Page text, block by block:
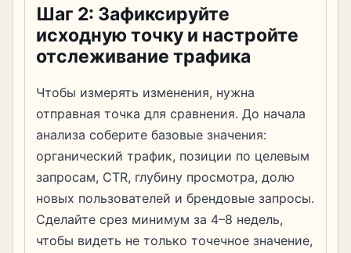
Шаг 2: Зафиксируйте
исходную точку и настройте
отслеживание трафика
Чтобы измерять изменения, нужна
отправная точка для сравнения. До начала
анализа соберите базовые значения:
органический трафик, позиции по целевым
запросам, CTR, глубину просмотра, долю
новых пользователей и брендовые запросы.
Сделайте срез минимум за 4–8 недель,
чтобы видеть не только точечное значение,